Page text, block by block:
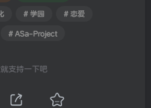
# 学园 # 恋爱
# ASa-Project
支持一下吧